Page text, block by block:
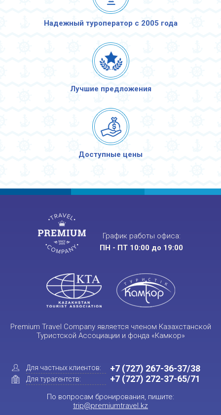
Надежный туроператор с 2005 года
Лучшие предложения
Доступные цены
График работы офиса:
ПН - ПТ 10:00 до 19:00
Premium Travel Company является членом Казахстанской
Туристской Ассоциации и фонда «Камкор»
Для частных клиентов:
Для турагентств:
+7 (727) 267-36-37/38
+7 (727) 272-37-65/71
По вопросам бронирования, пишите:
trip@premiumtravel.kz